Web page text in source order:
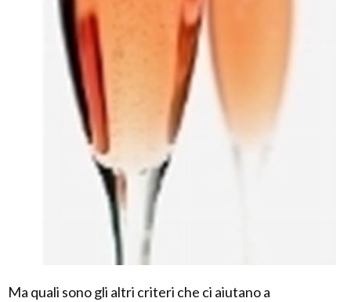
Ma quali sono gli altri criteri che ci aiutano a